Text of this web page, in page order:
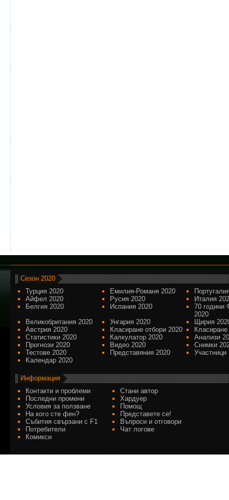
Сезон 2020
Турция 2020
Емилия-Романя 2020
Айфел 2020
Русия 2020
Италия
Белгия 2020
Испания 2020
70 години
2020
Великобритания 2020
Унгария 2020
Щирия
Австрия 2020
Класиране отбори 2020
Статистики 2020
Калкулатор 2020
Анализи
Прогнози 2020
Видео 2020
Снимки
Тестове 2020
Представяния 2020
Участници
Kалендар 2020
Информация
Контакти и проблеми
Стани автор
Последни промени
Хардуер
Условия за ползване
Помощ
На кого сте фен?
Представете се!
Събития свързани с F1
Въпроси и отговори
Потребители
Чат логове
Комикси